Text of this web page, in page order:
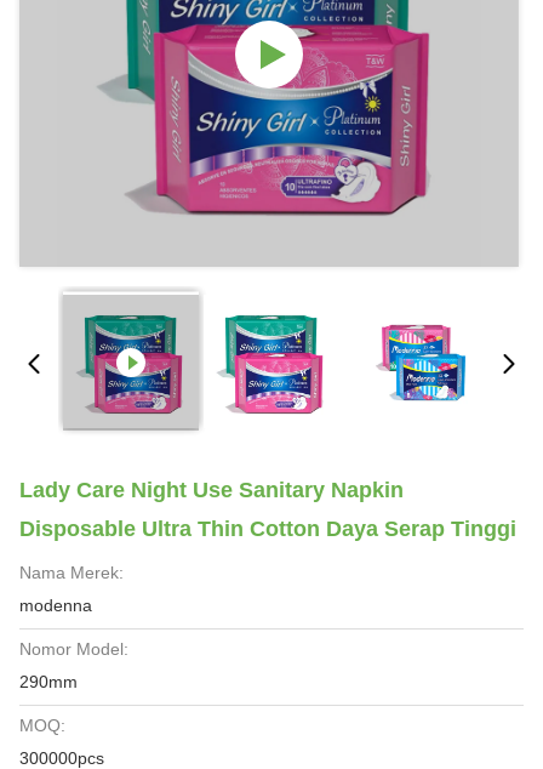
Lady Care Night Use Sanitary Napkin
Disposable Ultra Thin Cotton Daya Serap Tinggi
Nama Merek:
modenna
Nomor Model:
290mm
MOQ:
300000pcs